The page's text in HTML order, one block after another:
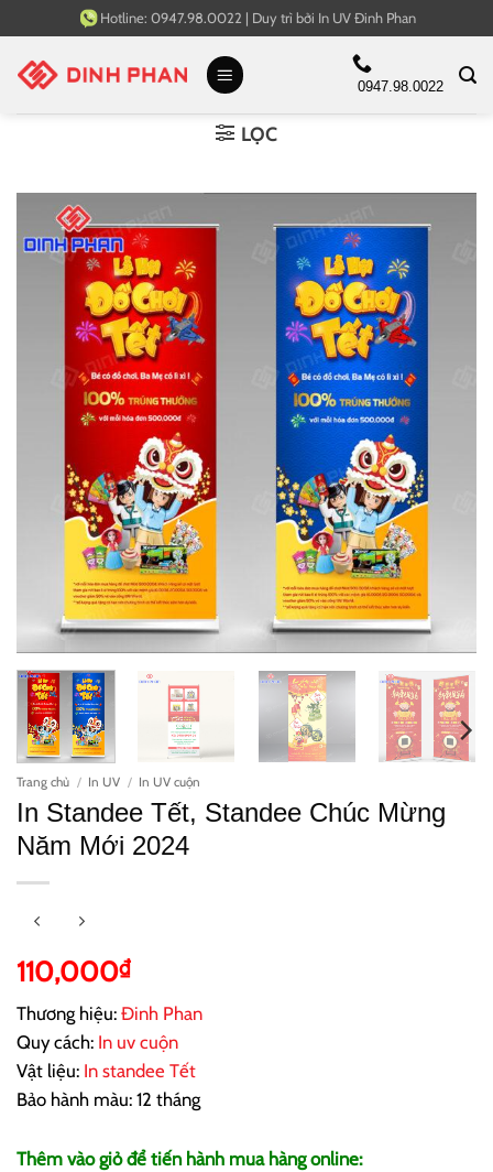
qua
nội
Hotline: 0947.98.0022 | Duy trì bởi In UV Đinh Phan
0947.98.0022
LỌC
Trang chủ / In UV / In UV cuộn
In Standee Tết, Standee Chúc Mừng
Năm Mới 2024
110,000₫
Thương hiệu: Đinh Phan
Quy cách: In uv cuộn
Vật liệu: In standee Tết
Bảo hành màu: 12 tháng
Thêm vào giỏ để tiến hành mua hàng online: